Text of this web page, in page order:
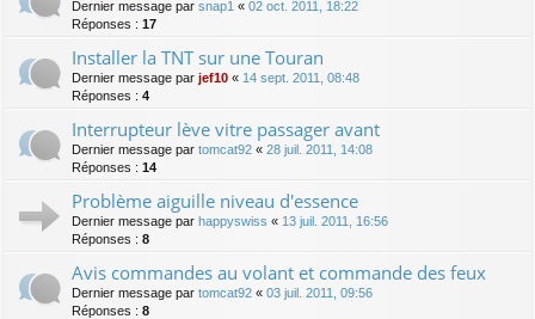
Dernier message par snap1 « 02 oct. 2011, 18:22
Réponses : 17
Installer la TNT sur une Touran
Dernier message par jef10 « 14 sept. 2011, 08:48
Réponses : 4
Interrupteur lève vitre passager avant
Dernier message par tomcat92 « 28 juil. 2011, 14:08
Réponses : 14
Problème aiguille niveau d'essence
Dernier message par happyswiss « 13 juil. 2011, 16:56
Réponses : 8
Avis commandes au volant et commande des feux
Dernier message par tomcat92 « 03 juil. 2011, 09:56
Réponses : 8